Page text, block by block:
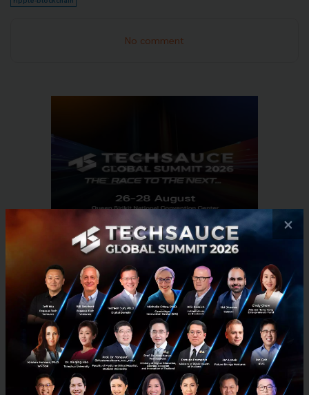
No comment
RELATED ARTICLE
×